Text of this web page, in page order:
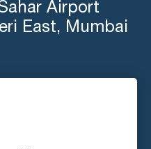
Airport
East, Mumbai